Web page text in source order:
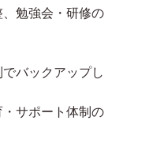
勉強会・研修の
バックアップし
サポート体制の